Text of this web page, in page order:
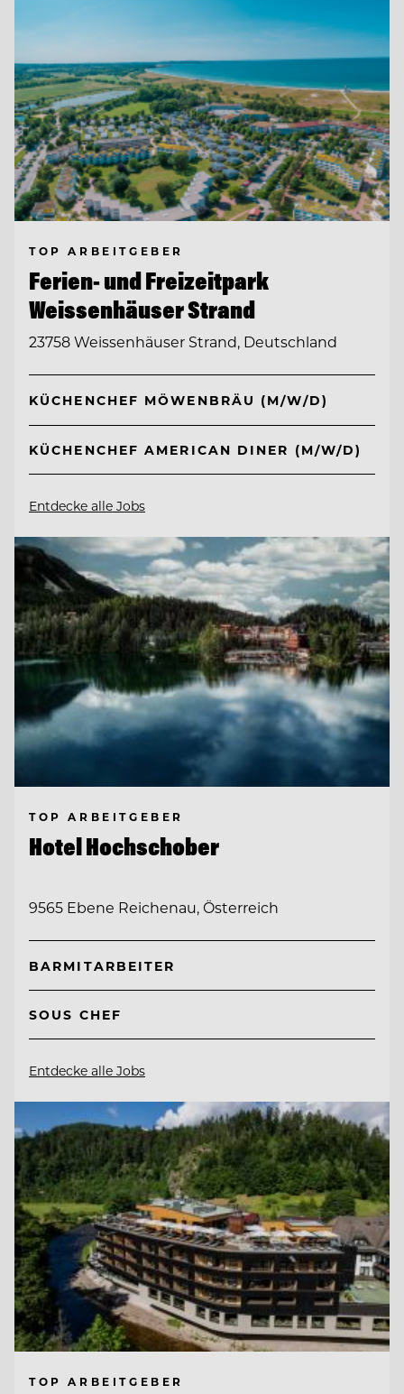
TOP ARBEITGEBER
Ferien- und Freizeitpark
Weissenhäuser Strand
23758 Weissenhäuser Strand, Deutschland
KÜCHENCHEF MÖWENBRÄU (M/W/D)
KÜCHENCHEF AMERICAN DINER (M/W/D)
Entdecke alle Jobs
TOP ARBEITGEBER
Hotel Hochschober
9565 Ebene Reichenau, Österreich
BARMITARBEITER
SOUS CHEF
Entdecke alle Jobs
TOP ARBEITGEBER